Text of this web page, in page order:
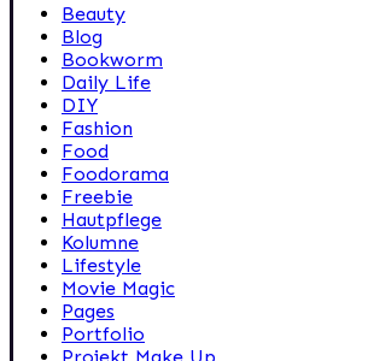
Beauty
Blog
Bookworm
Daily Life
DIY
Fashion
Food
Foodorama
Freebie
Hautpflege
Kolumne
Lifestyle
Movie Magic
Pages
Portfolio